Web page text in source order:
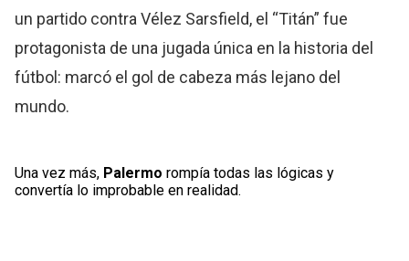
un partido contra Vélez Sarsfield, el “Titán” fue
protagonista de una jugada única en la historia del
fútbol: marcó el gol de cabeza más lejano del
mundo.
Una vez más, Palermo rompía todas las lógicas y
convertía lo improbable en realidad.